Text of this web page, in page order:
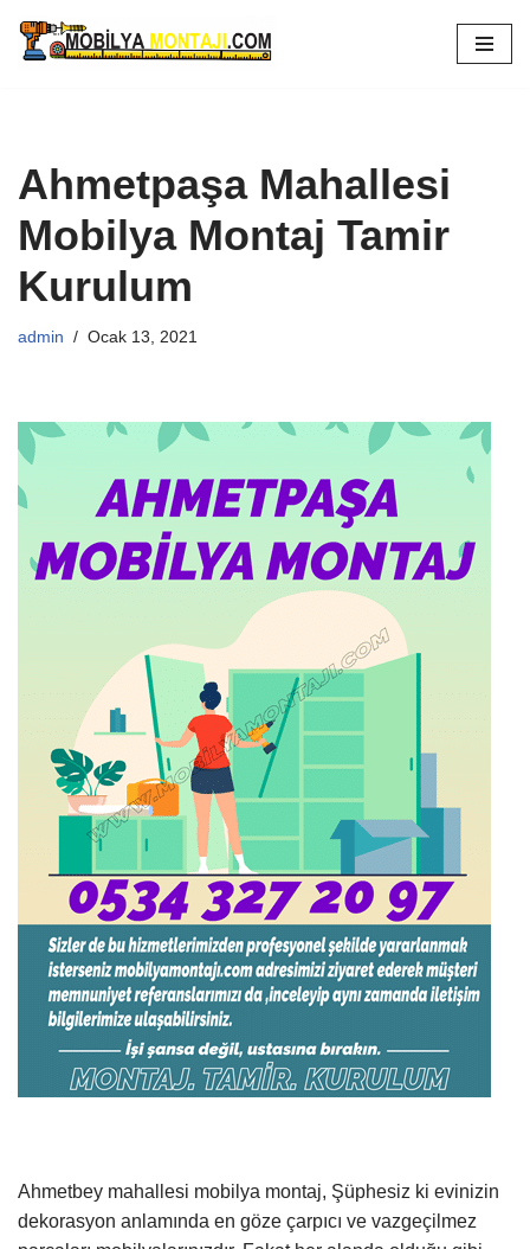
İçeriğe
Ahmetpaşa Mahallesi
Mobilya Montaj Tamir
Kurulum
admin Ocak 13, 2021
Ahmetbey mahallesi mobilya montaj, Şüphesiz ki evinizin
dekorasyon anlamında en göze çarpıcı ve vazgeçilmez